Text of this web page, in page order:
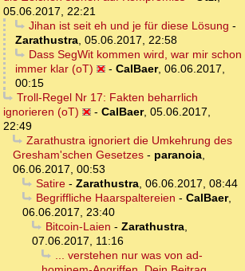
05.06.2017, 22:21
Jihan ist seit eh und je für diese Lösung -
Zarathustra, 05.06.2017, 22:58
Dass SegWit kommen wird, war mir schon
immer klar (oT)
- CalBaer, 06.06.2017,
00:15
Troll-Regel Nr 17: Fakten beharrlich
ignorieren (oT)
- CalBaer, 05.06.2017,
22:49
Zarathustra ignoriert die Umkehrung des
Gresham'schen Gesetzes - paranoia,
06.06.2017, 00:53
Satire- Zarathustra, 06.06.2017, 08:44
Begriffliche Haarspaltereien - CalBaer,
06.06.2017, 23:40
Bitcoin-Laien - Zarathustra,
07.06.2017, 11:16
... verstehen nur was von ad-